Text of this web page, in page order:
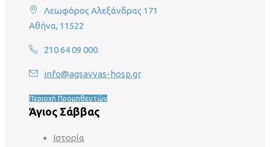
Λεωφόρος Αλεξάνδρας 171
Αθήνα, 11522
210 64 09 000
info@agsavvas-hosp.gr
Περιοχή Προμηθευτών
Άγιος Σάββας
Ιστορία